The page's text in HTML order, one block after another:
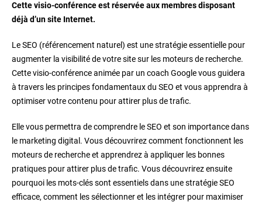
Cette visio-conférence est réservée aux membres disposant
déjà d’un site Internet.
Le SEO (référencement naturel) est une stratégie essentielle pour
augmenter la visibilité de votre site sur les moteurs de recherche.
Cette visio-conférence animée par un coach Google vous guidera
à travers les principes fondamentaux du SEO et vous apprendra à
optimiser votre contenu pour attirer plus de trafic.
Elle vous permettra de comprendre le SEO et son importance dans
le marketing digital. Vous découvrirez comment fonctionnent les
moteurs de recherche et apprendrez à appliquer les bonnes
pratiques pour attirer plus de trafic. Vous découvrirez ensuite
pourquoi les mots-clés sont essentiels dans une stratégie SEO
efficace, comment les sélectionner et les intégrer pour maximiser